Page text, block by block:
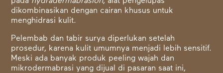
dikombinasikan dengan cairan khusus untuk
menghidrasi kulit.
Pelembab dan tabir surya diperlukan setelah
prosedur, karena kulit umumnya menjadi lebih sensitif.
Meski ada banyak produk peeling wajah dan
mikrodermabrasi yang dijual di pasaran saat ini,